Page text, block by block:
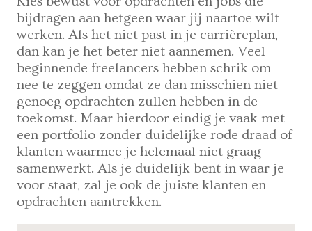
bijdragen aan hetgeen waar jij naartoe wilt
werken. Als het niet past in je carrièreplan,
dan kan je het beter niet aannemen. Veel
beginnende freelancers hebben schrik om
nee te zeggen omdat ze dan misschien niet
genoeg opdrachten zullen hebben in de
toekomst. Maar hierdoor eindig je vaak met
een portfolio zonder duidelijke rode draad of
klanten waarmee je helemaal niet graag
samenwerkt. Als je duidelijk bent in waar je
voor staat, zal je ook de juiste klanten en
opdrachten aantrekken.